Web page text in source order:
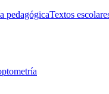
pedagógicaTextos